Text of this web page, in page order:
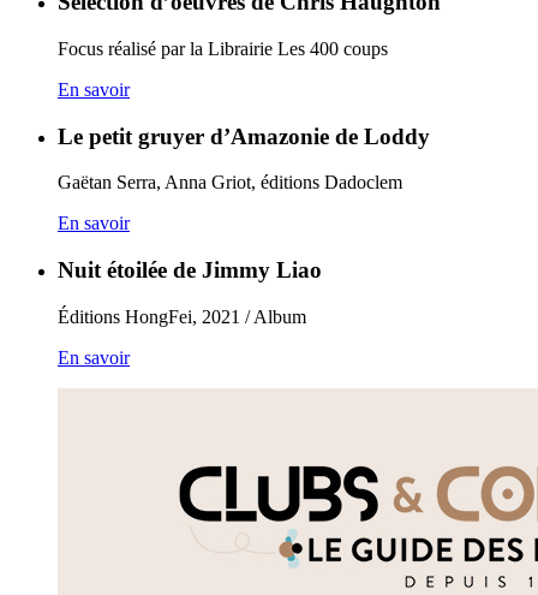
Focus réalisé par la Librairie Les 400 coups
En savoir
Le petit gruyer d’Amazonie de Loddy
Gaëtan Serra, Anna Griot, éditions Dadoclem
En savoir
Nuit étoilée de Jimmy Liao
Éditions HongFei, 2021 / Album
En savoir